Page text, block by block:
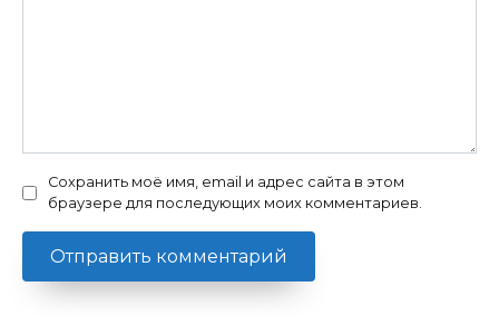
Сохранить моё имя, email и адрес сайта в этом
браузере для последующих моих комментариев.